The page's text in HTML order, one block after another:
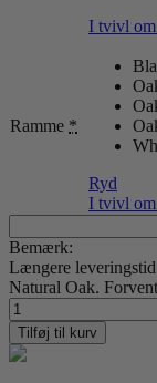
I tvivl
Ramme *
Ryd
I tvivl
Bemærk:
Længere
Natural Oak.
Elegance
antal
Tilføj til kurv